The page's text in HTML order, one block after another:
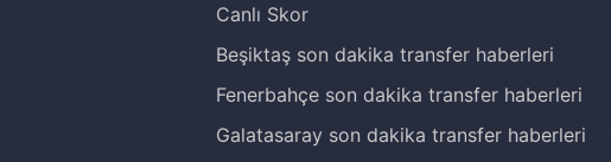
Canlı Skor
Beşiktaş son dakika transfer haberleri
Fenerbahçe son dakika transfer haberleri
Galatasaray son dakika transfer haberleri